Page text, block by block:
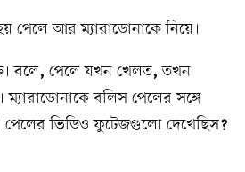
পেলে আর ম্যারাডোনাকে নিয়ে।
বলে, পেলে যখন খেলত,তখন
ম্যারাডোনাকে বলিস পেলের সঙ্গে
পেলের ভিডিও ফুটেজগুলো দেখেছিস?